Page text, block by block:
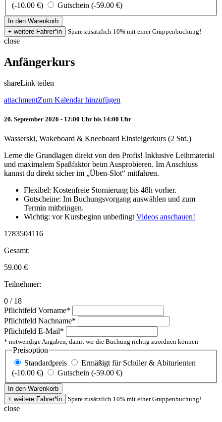
(-10.00 €)
Gutschein (-59.00 €)
Spare zusätzlich 10% mit einer Gruppenbuchung!
close
Anfängerkurs
shareLink teilen
attachmentZum Kalendar hinzufügen
20. September 2026 - 12:00 Uhr bis 14:00 Uhr
Wasserski, Wakeboard & Kneeboard Einsteigerkurs (2 Std.)
Lerne die Grundlagen direkt von den Profis! Inklusive Leihmaterial
und maximalem Spaßfaktor beim Ausprobieren. Im Anschluss
kannst du direkt sicher im „Üben-Slot“ mitfahren.
Flexibel: Kostenfreie Stornierung bis 48h vorher.
Gutscheine: Im Buchungsvorgang auswählen und zum
Termin mitbringen.
Wichtig: vor Kursbeginn unbedingt Videos anschauen!
1783504116
Gesamt:
59.00 €
Teilnehmer:
0 / 18
Pflichtfeld Vorname*
Pflichtfeld Nachname*
Pflichtfeld E-Mail*
* notwendige Angaben, damit wir die Buchung richtig zuordnen können
Preisoption
Standardpreis
Ermäßigt für Schüler & Abiturienten
(-10.00 €)
Gutschein (-59.00 €)
Spare zusätzlich 10% mit einer Gruppenbuchung!
close